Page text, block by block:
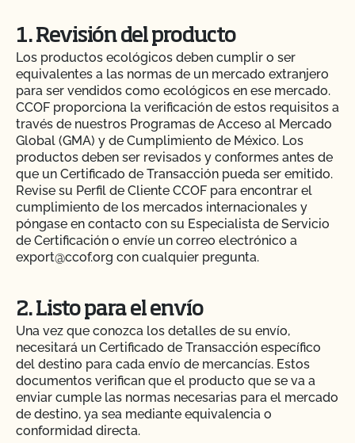
1. Revisión del producto
Los productos ecológicos deben cumplir o ser
equivalentes a las normas de un mercado extranjero
para ser vendidos como ecológicos en ese mercado.
CCOF proporciona la verificación de estos requisitos a
través de nuestros Programas de Acceso al Mercado
Global (GMA) y de Cumplimiento de México. Los
productos deben ser revisados y conformes antes de
que un Certificado de Transacción pueda ser emitido.
Revise su Perfil de Cliente CCOF para encontrar el
cumplimiento de los mercados internacionales y
póngase en contacto con su Especialista de Servicio
de Certificación o envíe un correo electrónico a
export@ccof.org con cualquier pregunta.
2. Listo para el envío
Una vez que conozca los detalles de su envío,
necesitará un Certificado de Transacción específico
del destino para cada envío de mercancías. Estos
documentos verifican que el producto que se va a
enviar cumple las normas necesarias para el mercado
de destino, ya sea mediante equivalencia o
conformidad directa.